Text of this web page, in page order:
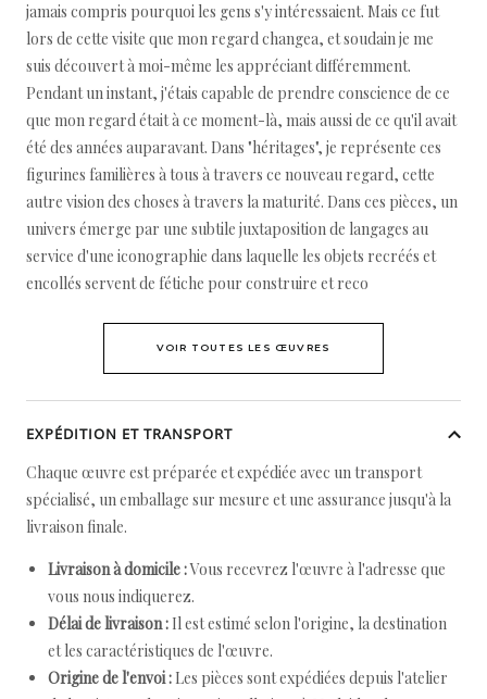
jamais compris pourquoi les gens s'y intéressaient. Mais ce fut
lors de cette visite que mon regard changea, et soudain je me
suis découvert à moi-même les appréciant différemment.
Pendant un instant, j'étais capable de prendre conscience de ce
que mon regard était à ce moment-là, mais aussi de ce qu'il avait
été des années auparavant. Dans "héritages", je représente ces
figurines familières à tous à travers ce nouveau regard, cette
autre vision des choses à travers la maturité. Dans ces pièces, un
univers émerge par une subtile juxtaposition de langages au
service d'une iconographie dans laquelle les objets recréés et
encollés servent de fétiche pour construire et reco
VOIR TOUTES LES ŒUVRES
EXPÉDITION ET TRANSPORT
Chaque œuvre est préparée et expédiée avec un transport
spécialisé, un emballage sur mesure et une assurance jusqu'à la
livraison finale.
Livraison à domicile :Vous recevrez l'œuvre à l'adresse que
vous nous indiquerez.
Délai de livraison : Il est estimé selon l'origine, la destination
et les caractéristiques de l'œuvre.
Origine de l'envoi : Les pièces sont expédiées depuis l'atelier